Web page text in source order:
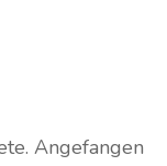
Angefangen